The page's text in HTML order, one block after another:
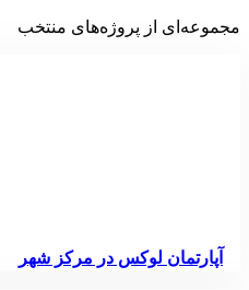
مجموعه‌ای از پروژه‌های منتخب
آپارتمان لوکس در مرکز شهر